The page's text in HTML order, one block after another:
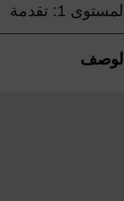
المستوى 1: تقدمة
الوصف